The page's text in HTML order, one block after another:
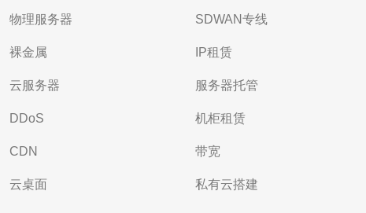
物理服务器
裸金属
云服务器
DDoS
CDN
云桌面
SDWAN专线
IP租赁
服务器托管
机柜租赁
带宽
私有云搭建